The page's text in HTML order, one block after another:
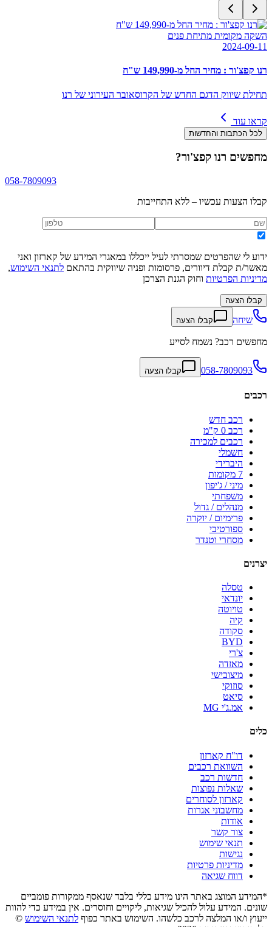
השקה מקומית מתיחת פנים
2024-09-11
רנו קפצ'ור : מחיר החל מ-149,990 ש"ח
תחילת שיווק הדגם החדש של הקרוסאובר העירוני של רנו
קראו עוד
לכל הכתבות והחדשות
מחפשים רנו קפצ'ור?
058-7809093
קבלו הצעות עכשיו – ללא התחייבות
ידוע לי שהפרטים שמסרתי לעיל ייכללו במאגרי המידע של קארזון ואני
מאשר/ת קבלת דיוורים, פרסומות ופניה שיווקית בהתאם לתנאי השימוש,
מדיניות הפרטיות וחוק הגנת הצרכן
קבלו הצעה
שיחה קבלו הצעה
מחפשים רכב? נשמח לסייע
058-7809093 קבלו הצעה
רכבים
רכב חדש
רכב 0 ק"מ
רכבים למכירה
חשמלי
היברידי
7 מקומות
מיני / ג'יפון
משפחתי
מנהלים / גדול
פרימיום / יוקרה
ספורטיבי
מסחרי וטנדר
יצרנים
טסלה
יונדאי
טויוטה
קיה
סקודה
BYD
צ'רי
מאזדה
מיצובישי
סוזוקי
סיאט
אמ.ג'י MG
כלים
דו"ח קארזון
השוואת רכבים
חדשות רכב
שאלות נפוצות
קארזון לסוחרים
מחשבוני אגרות
אודות
צור קשר
תנאי שימוש
נגישות
מדיניות פרטיות
דווח שגיאה
*המידע המוצג באתר הינו מידע כללי בלבד שנאסף ממקורות פומביים
שונים. המידע עלול להכיל שגיאות, ליקויים וחוסרים. אין במידע כדי להוות
ייעוץ ו/או המלצה לרכב כלשהו. השימוש באתר כפוף לתנאי השימוש ©